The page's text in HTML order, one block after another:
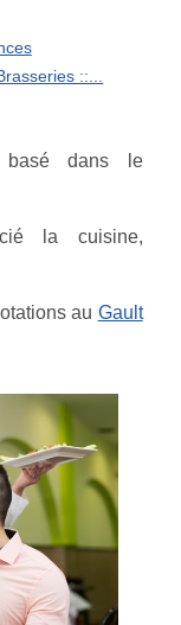
::...
basé dans le
la cuisine,
au Gault